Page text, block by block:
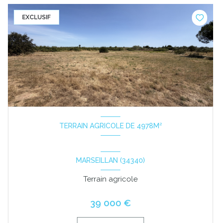
EXCLUSIF
TERRAIN AGRICOLE DE 4978M²
MARSEILLAN (34340)
Terrain agricole
39 000 €